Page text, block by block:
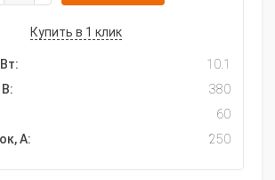
Купить в 1 клик
10.1
380
60
А:
250